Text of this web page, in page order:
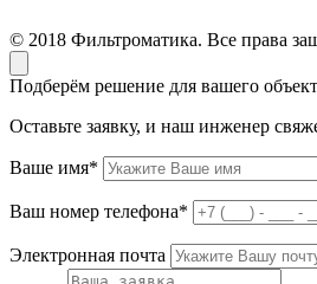
© 2018 Фильтроматика. Все права
Подберём решение для вашего
Оставьте заявку, и наш инженер
Ваше имя*
Ваш номер телефона*
Электронная почта